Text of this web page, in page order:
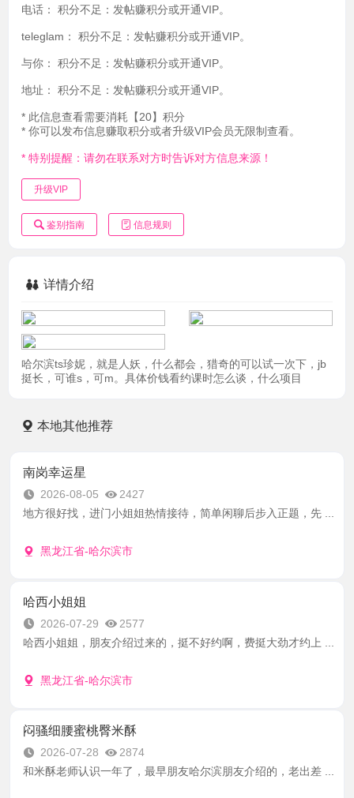
电话： 积分不足：发帖赚积分或开通VIP。
teleglam： 积分不足：发帖赚积分或开通VIP。
与你： 积分不足：发帖赚积分或开通VIP。
地址： 积分不足：发帖赚积分或开通VIP。
* 此信息查看需要消耗【20】积分
* 你可以发布信息赚取积分或者升级VIP会员无限制查看。
* 特别提醒：请勿在联系对方时告诉对方信息来源！
升级VIP
鉴别指南 信息规则
详情介绍
哈尔滨ts珍妮，就是人妖，什么都会，猎奇的可以试一次下，jb
挺长，可谁s，可m。具体价钱看约课时怎么谈，什么项目
本地其他推荐
南岗幸运星
2026-08-05
2427
地方很好找，进门小姐姐热情接待，简单闲聊后步入正题，先 ...
黑龙江省-哈尔滨市
哈西小姐姐
2026-07-29
2577
哈西小姐姐，朋友介绍过来的，挺不好约啊，费挺大劲才约上 ...
黑龙江省-哈尔滨市
闷骚细腰蜜桃臀米酥
2026-07-28
2874
和米酥老师认识一年了，最早朋友哈尔滨朋友介绍的，老出差 ...